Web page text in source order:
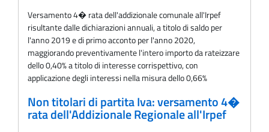
Versamento 4� rata dell'addizionale comunale all'Irpef
risultante dalle dichiarazioni annuali, a titolo di saldo per
l'anno 2019 e di primo acconto per l'anno 2020,
maggiorando preventivamente l'intero importo da rateizzare
dello 0,40% a titolo di interesse corrispettivo, con
applicazione degli interessi nella misura dello 0,66%
Non titolari di partita Iva: versamento 4�
rata dell'Addizionale Regionale all'Irpef